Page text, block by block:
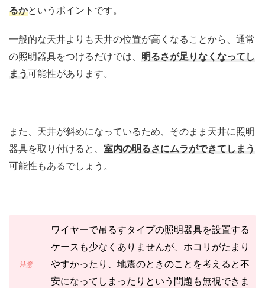
るかというポイントです。
一般的な天井よりも天井の位置が高くなることから、通常
の照明器具をつけるだけでは、 明るさが足りなくなってし
まう可能性があります。
また、天井が斜めになっているため、そのまま天井に照明
器具を取り付けると、 室内の明るさにムラができてしまう
可能性もあるでしょう。
ワイヤーで吊るすタイプの照明器具を設置する
ケースも少なくありませんが、ホコリがたまり
やすかったり、地震のときのことを考えると不
安になってしまったりという問題も無視できま